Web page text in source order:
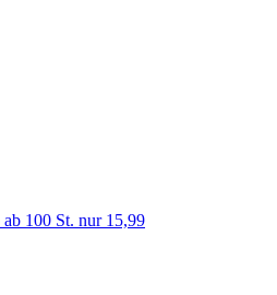
100 St. nur 15,99